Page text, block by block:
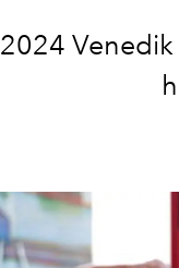
2024 Venedik